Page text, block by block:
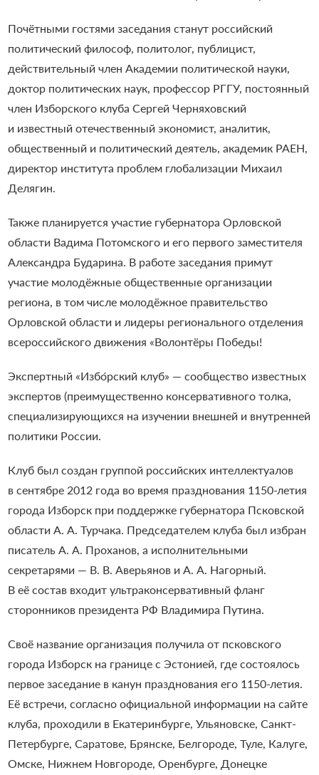
Почётными гостями заседания станут российский
политический философ, политолог, публицист,
действительный член Академии политической науки,
доктор политических наук, профессор РГГУ, постоянный
член Изборского клуба Сергей Черняховский
и известный отечественный экономист, аналитик,
общественный и политический деятель, академик РАЕН,
директор института проблем глобализации Михаил
Делягин.
Также планируется участие губернатора Орловской
области Вадима Потомского и его первого заместителя
Александра Бударина. В работе заседания примут
участие молодёжные общественные организации
региона, в том числе молодёжное правительство
Орловской области и лидеры регионального отделения
всероссийского движения «Волонтёры Победы!
Экспертный «Избо́рский клуб» — сообщество известных
экспертов (преимущественно консервативного толка,
специализирующихся на изучении внешней и внутренней
политики России.
Клуб был создан группой российских интеллектуалов
в сентябре 2012 года во время празднования 1150-летия
города Изборск при поддержке губернатора Псковской
области А. А. Турчака. Председателем клуба был избран
писатель А. А. Проханов, а исполнительными
секретарями — В. В. Аверьянов и А. А. Нагорный.
В её состав входит ультраконсервативный фланг
сторонников президента РФ Владимира Путина.
Своё название организация получила от псковского
города Изборск на границе с Эстонией, где состоялось
первое заседание в канун празднования его 1150-летия.
Её встречи, согласно официальной информации на сайте
клуба, проходили в Екатеринбурге, Ульяновске, Санкт-
Петербурге, Саратове, Брянске, Белгороде, Туле, Калуге,
Омске, Нижнем Новгороде, Оренбурге, Донецке